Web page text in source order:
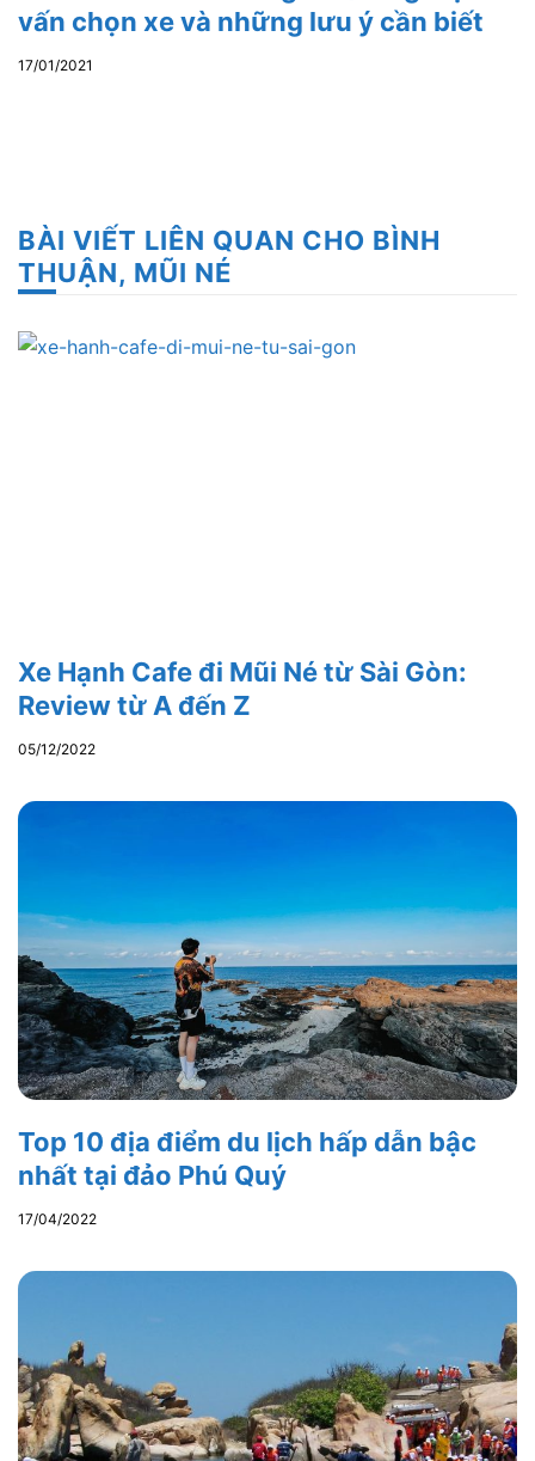
vấn chọn xe và những lưu ý cần biết
17/01/2021
BÀI VIẾT LIÊN QUAN CHO BÌNH
THUẬN, MŨI NÉ
Xe Hạnh Cafe đi Mũi Né từ Sài Gòn:
Review từ A đến Z
05/12/2022
Top 10 địa điểm du lịch hấp dẫn bậc
nhất tại đảo Phú Quý
17/04/2022